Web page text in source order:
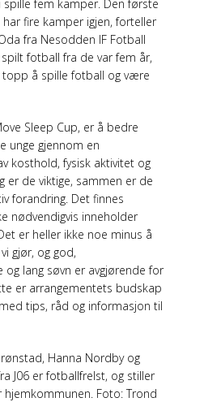
spille fem kamper. Den første
har fire kamper igjen, forteller
fra Nesodden IF Fotball
spilt fotball fra de var fem år,
topp å spille fotball og være
Sleep Cup, er å bedre
unge gjennom en
kosthold, fysisk aktivitet og
er de viktige, sammen er de
forandring. Det finnes
nødvendigvis inneholder
er heller ikke noe minus å
gjør, og god,
og lang søvn er avgjørende for
er arrangementets budskap
tips, råd og informasjon til
Hanna Nordby og
J06 er fotballfrelst, og stiller
hjemkommunen. Foto: Trond